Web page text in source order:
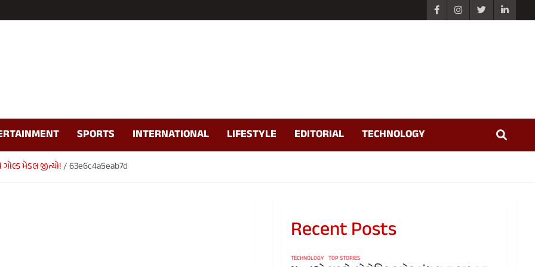
SPORTS INTERNATIONAL LIFESTYLE EDITORIAL TECHNOLOGY
મેડલ જીત્યો! 63e6c4a5eab7d
Recent Posts
TECHNOLOGY TOP STORIES